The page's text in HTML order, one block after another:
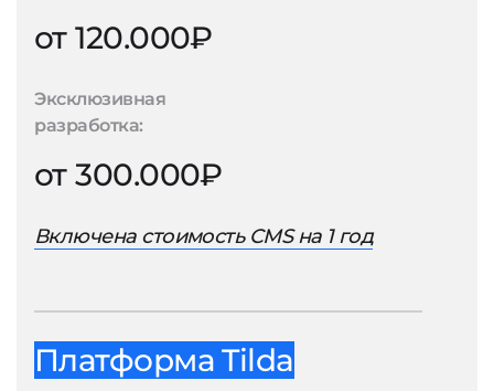
от 120.000₽
Эксклюзивная
разработка:
от 300.000₽
Включена стоимость CMS на 1 год
Платформа Tilda